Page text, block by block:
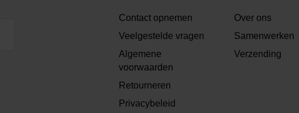
Contact opnemen
Veelgestelde vragen
Algemene
voorwaarden
Retourneren
Privacybeleid
Over ons
Samenwerken
Verzending